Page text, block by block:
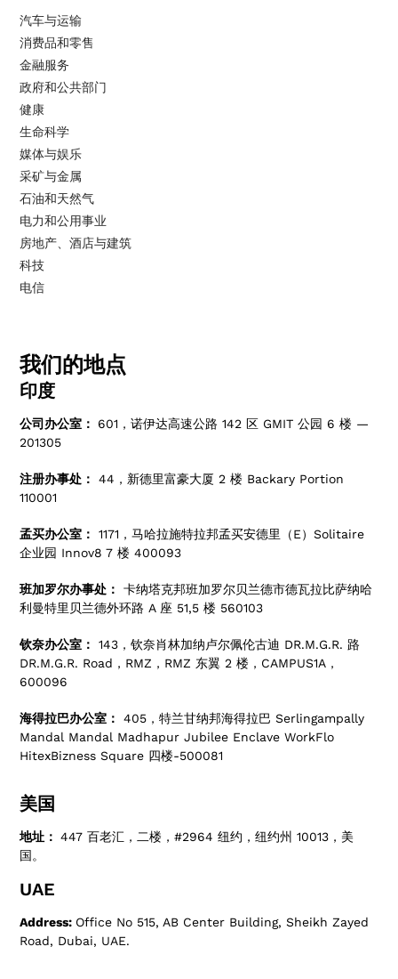
汽车与运输
消费品和零售
金融服务
政府和公共部门
健康
生命科学
媒体与娱乐
采矿与金属
石油和天然气
电力和公用事业
房地产、酒店与建筑
科技
电信
我们的地点
印度
公司办公室： 601，诺伊达高速公路 142 区 GMIT 公园 6 楼 —
201305
注册办事处：
44，新德里富豪大厦 2 楼 Backary Portion
110001
孟买办公室：
1171，马哈拉施特拉邦孟买安德里（E）Solitaire
企业园 Innov8 7 楼 400093
班加罗尔办事处：
卡纳塔克邦班加罗尔贝兰德市德瓦拉比萨纳哈
利曼特里贝兰德外环路 A 座 51,5 楼 560103
钦奈办公室：
143，钦奈肖林加纳卢尔佩伦古迪 DR.M.G.R. 路
DR.M.G.R. Road，RMZ，RMZ 东翼 2 楼，CAMPUS1A，
600096
海得拉巴办公室：
405，特兰甘纳邦海得拉巴 Serlingampally
Mandal Mandal Madhapur Jubilee Enclave WorkFlo
HitexBizness Square 四楼-500081
美国
地址：447 百老汇，二楼，#2964 纽约，纽约州 10013，美
国。
UAE
Address: Office No 515, AB Center Building, Sheikh Zayed
Road, Dubai, UAE.